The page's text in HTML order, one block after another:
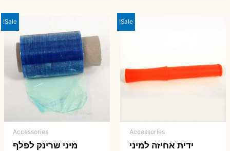
Sale!
Accessories
ידית אחיזה למיני
Sale!
Accessories
מיני שרינק לפלף